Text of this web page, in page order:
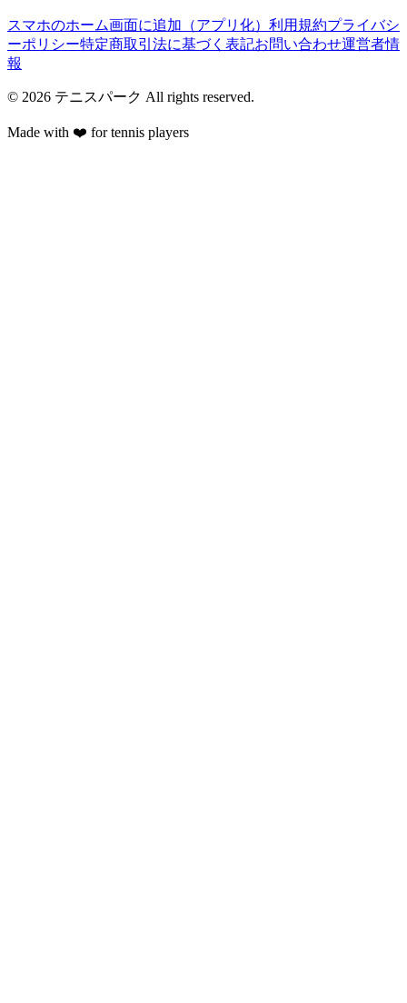
スマホのホーム画面に追加（アプリ化） 利用規約プライバシ
ーポリシー特定商取引法に基づく表記お問い合わせ運営者情
報
© 2026 テニスパーク All rights reserved.
Made with ❤️ for tennis players